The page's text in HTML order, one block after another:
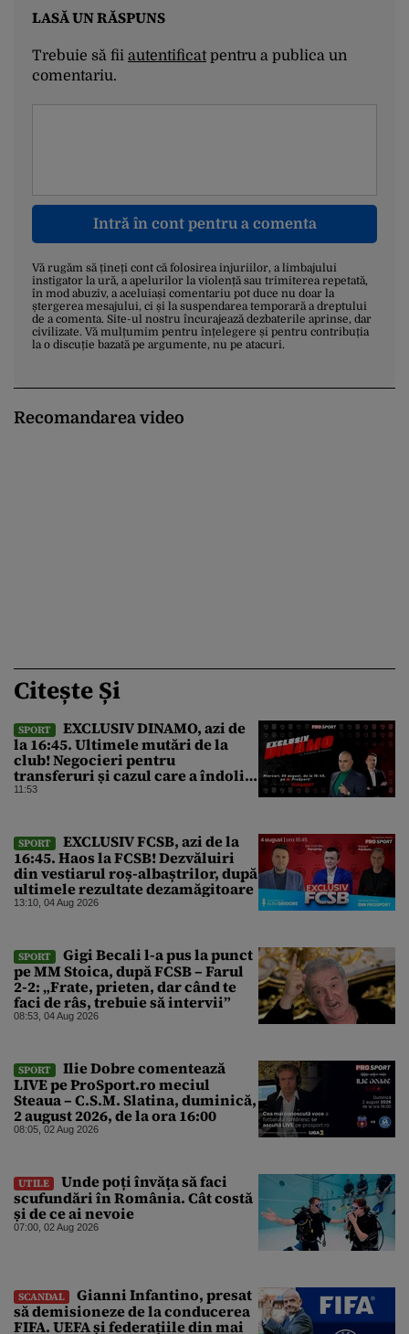
LASĂ UN RĂSPUNS
Trebuie să fii autentificatpentru a publica un
comentariu.
Intră în cont pentru a comenta
Vă rugăm să țineți cont că folosirea injuriilor, a limbajului
instigator la ură, a apelurilor la violență sau trimiterea repetată,
în mod abuziv, a aceluiași comentariu pot duce nu doar la
ștergerea mesajului, ci și la suspendarea temporară a dreptului
de a comenta. Site-ul nostru încurajează dezbaterile aprinse, dar
civilizate. Vă mulțumim pentru înțelegere și pentru contribuția
la o discuție bazată pe argumente, nu pe atacuri.
Recomandarea video
Citește Și
SPORT
EXCLUSIV DINAMO, azi de
la 16:45. Ultimele mutări de la
club! Negocieri pentru
transferuri și cazul care a îndoliat
Dinamo
11:53
SPORT
EXCLUSIV FCSB, azi de la
16:45. Haos la FCSB! Dezvăluiri
din vestiarul roș-albaștrilor, după
ultimele rezultate dezamăgitoare
13:10, 04 Aug 2026
SPORT
Gigi Becali l-a pus la punct
pe MM Stoica, după FCSB – Farul
2-2: „Frate, prieten, dar când te
faci de râs, trebuie să intervii”
08:53, 04 Aug 2026
SPORT
Ilie Dobre comentează
LIVE pe ProSport.ro meciul
Steaua – C.S.M. Slatina, duminică,
2 august 2026, de la ora 16:00
08:05, 02 Aug 2026
UTILE
Unde poți învăța să faci
scufundări în România. Cât costă
și de ce ai nevoie
07:00, 02 Aug 2026
SCANDAL
Gianni Infantino, presat
să demisioneze de la conducerea
FIFA. UEFA și federațiile din mai